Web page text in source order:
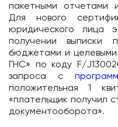
пакетными отчетами
Для нового
юридического лица
получении выписки
бюджетами и
ГНС» по коду F/
запроса с
положительная 1
«плательщик получил
документооборота».